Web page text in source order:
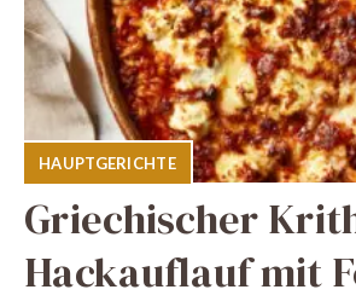
HAUPTGERICHTE
Griechischer
Hackauflauf mit